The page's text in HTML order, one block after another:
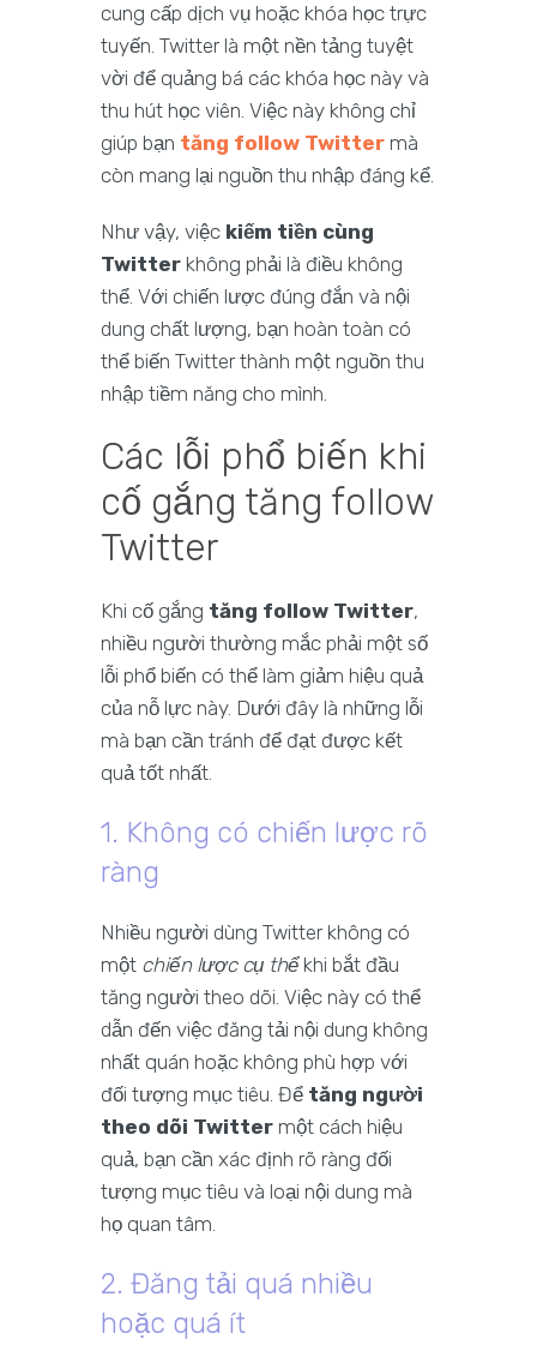
cung cấp dịch vụ hoặc khóa học trực
tuyến. Twitter là một nền tảng tuyệt
vời để quảng bá các khóa học này và
thu hút học viên. Việc này không chỉ
giúp bạn tăng follow Twitter mà
còn mang lại nguồn thu nhập đáng kể.
Như vậy, việc kiếm tiền cùng
Twitter không phải là điều không
thể. Với chiến lược đúng đắn và nội
dung chất lượng, bạn hoàn toàn có
thể biến Twitter thành một nguồn thu
nhập tiềm năng cho mình.
Các lỗi phổ biến khi
cố gắng tăng follow
Twitter
Khi cố gắng tăng follow Twitter,
nhiều người thường mắc phải một số
lỗi phổ biến có thể làm giảm hiệu quả
của nỗ lực này. Dưới đây là những lỗi
mà bạn cần tránh để đạt được kết
quả tốt nhất.
1. Không có chiến lược rõ
ràng
Nhiều người dùng Twitter không có
một chiến lược cụ thểkhi bắt đầu
tăng người theo dõi. Việc này có thể
dẫn đến việc đăng tải nội dung không
nhất quán hoặc không phù hợp với
đối tượng mục tiêu. Để tăng người
theo dõi Twitter một cách hiệu
quả, bạn cần xác định rõ ràng đối
tượng mục tiêu và loại nội dung mà
họ quan tâm.
2. Đăng tải quá nhiều
hoặc quá ít